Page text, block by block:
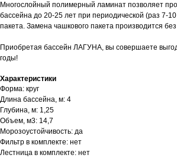
Многослойный полимерный ламинат позволяет
бассейна до 20-25 лет при периодической (раз 7-
пакета. Замена чашкового пакета производится
Приобретая бассейн ЛАГУНА, вы совершаете
годы!
Характеристики
Форма: круг
Длина бассейна, м: 4
Глубина, м: 1,25
Объем, м3: 14,7
Морозоустойчивость: да
Фильтр в комплекте: нет
Лестница в комплекте: нет